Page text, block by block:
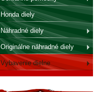
Honda diely
Náhradné diely
Originálne náhradné diely
Vybavenie dielne